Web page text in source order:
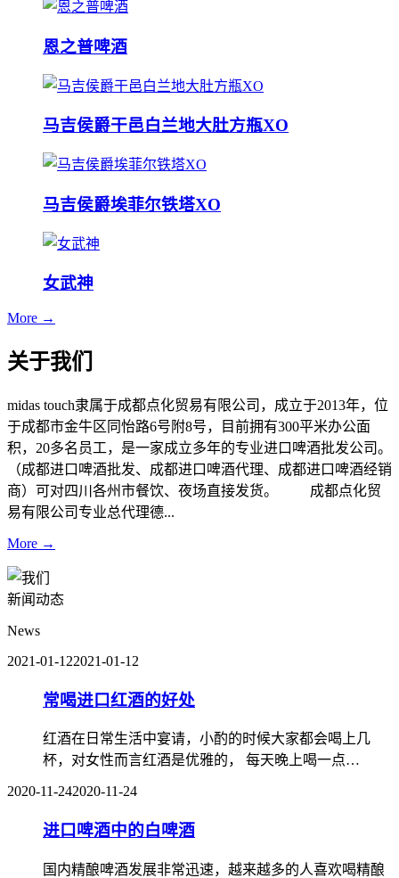
恩之普啤酒
马吉侯爵干邑白兰地大肚方瓶XO
马吉侯爵埃菲尔铁塔XO
女武神
More →
关于我们
midas touch隶属于成都点化贸易有限公司，成立于2013年，位
于成都市金牛区同怡路6号附8号，目前拥有300平米办公面
积，20多名员工，是一家成立多年的专业进口啤酒批发公司。
（成都进口啤酒批发、成都进口啤酒代理、成都进口啤酒经销
商）可对四川各州市餐饮、夜场直接发货。 成都点化贸
易有限公司专业总代理德...
More →
新闻动态
News
2021-01-122021-01-12
常喝进口红酒的好处
红酒在日常生活中宴请，小酌的时候大家都会喝上几
杯，对女性而言红酒是优雅的， 每天晚上喝一点…
2020-11-242020-11-24
进口啤酒中的白啤酒
国内精酿啤酒发展非常迅速，越来越多的人喜欢喝精酿